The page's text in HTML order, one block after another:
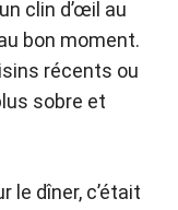
clin d’œil au
bon moment.
récents ou
sobre et
le dîner, c’était